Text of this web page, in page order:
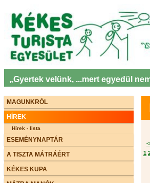
„Gyertek velünk, ...mert egyedül
MAGUNKRÓL
HÍREK
Hírek - lista
ESEMÉNYNAPTÁR
A TISZTA MÁTRÁÉRT
KÉKES KUPA
1